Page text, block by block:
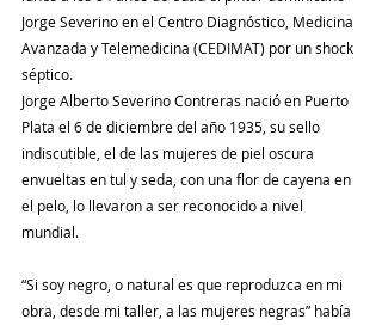
Jorge Severino en el Centro Diagnóstico, Medicina
Avanzada y Telemedicina (CEDIMAT) por un shock
séptico.
Jorge Alberto Severino Contreras nació en Puerto
Plata el 6 de diciembre del año 1935, su sello
indiscutible, el de las mujeres de piel oscura
envueltas en tul y seda, con una flor de cayena en
el pelo, lo llevaron a ser reconocido a nivel
mundial.
“Si soy negro, o natural es que reproduzca en mi
obra, desde mi taller, a las mujeres negras” había